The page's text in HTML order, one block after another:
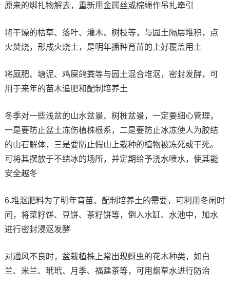
原来的绑扎物解去，重新用金属丝或棕绳作吊扎牵引
将干燥的枯草、落叶、灌木、树枝等，与园土隔层堆积，点
火焚烧，形成火烧土，是明年播种育苗的上好覆盖用土
将厩肥、塘泥、鸡屎鸽粪等与园土混合堆沤，密封发酵，可
用于来年的苗木追肥和配制培养土
冬季对一些浅盆的山水盆景、树桩盆景，一定要细心管理，
一是要防止盆土冻伤植株根系，二是要防止冰冻使人为胶结
的山石解体，三是要防止假山上栽种的植物被冻死或干死。
可将其摆放于不结冰的场所，并定期给予浇水喷水，使其能
安全越冬
6.堆沤肥料为了明年育苗、配制培养土的需要，可利用冬闲时
间，将菜籽饼、豆饼、茶籽饼等，倒入水缸、水池中，加水
进行密封浸沤发酵
对通风不良时，盆栽植株上常出现蚜虫的花木种类，如白
兰、米兰、玳玳、月季、福建茶等，可用烟草水进行防治